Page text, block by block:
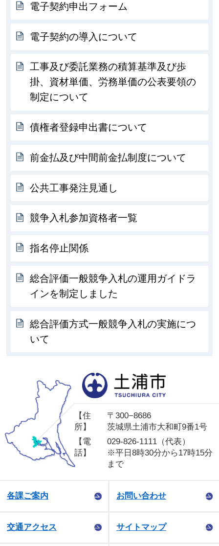
電子契約申出フォーム
電子契約の導入について
工事及び委託業務の積算基準及び歩
掛、資材単価、労務単価の公表要領の
制定について
債権者登録申出書について
前金払及び中間前金払制度について
公共工事発注見通し
競争入札参加資格者一覧
指名停止関係
総合評価一般競争入札の運用ガイドラ
インを制定しました
総合評価方式一般競争入札の実施につ
いて
【住
所】
〒300−8686
茨城県土浦市大和町9番1号
【電
話】
029-826-1111（代表）
※平日8時30分から17時15分
まで
各課ご案内 お問い合わせ
交通アクセス サイトマップ